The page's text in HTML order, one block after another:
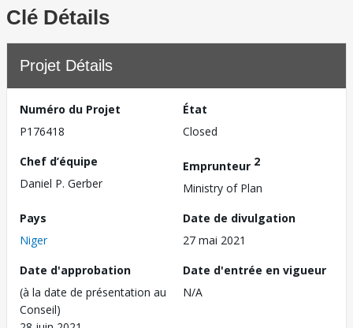
Clé Détails
Projet Détails
Numéro du Projet
P176418
État
Closed
Chef d’équipe
Daniel P. Gerber
Emprunteur 2
Ministry of Plan
Pays
Niger
Date de divulgation
27 mai 2021
Date d'approbation
(à la date de présentation au
Conseil)
Date d'entrée en vigueur
N/A